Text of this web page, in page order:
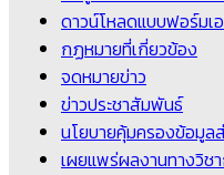
ดาวน์โหลดแบบฟอร์มเ
กฏหมายที่เกี่ยวข้อง
จดหมายข่าว
ข่าวประชาสัมพันธ์
นโยบายคุ้มครองข้อมูล
เผยแพร่ผลงานทางวิช